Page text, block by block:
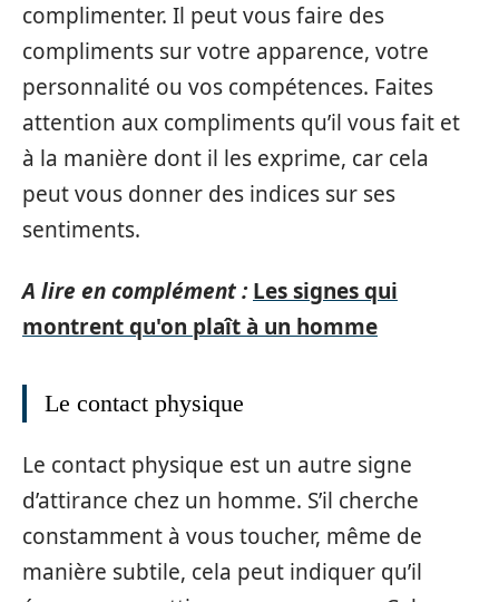
complimenter. Il peut vous faire des
compliments sur votre apparence, votre
personnalité ou vos compétences. Faites
attention aux compliments qu’il vous fait et
à la manière dont il les exprime, car cela
peut vous donner des indices sur ses
sentiments.
A lire en complément : Les signes qui
montrent qu'on plaît à un homme
Le contact physique
Le contact physique est un autre signe
d’attirance chez un homme. S’il cherche
constamment à vous toucher, même de
manière subtile, cela peut indiquer qu’il